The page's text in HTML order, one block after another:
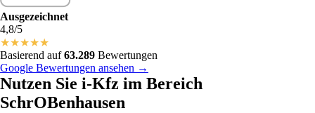
Ausgezeichnet
4,8/5
★★★★★
Basierend auf63.289 Bewertungen
Google Bewertungen ansehen →
Nutzen Sie i-Kfz im Bereich
SchrOBenhausen